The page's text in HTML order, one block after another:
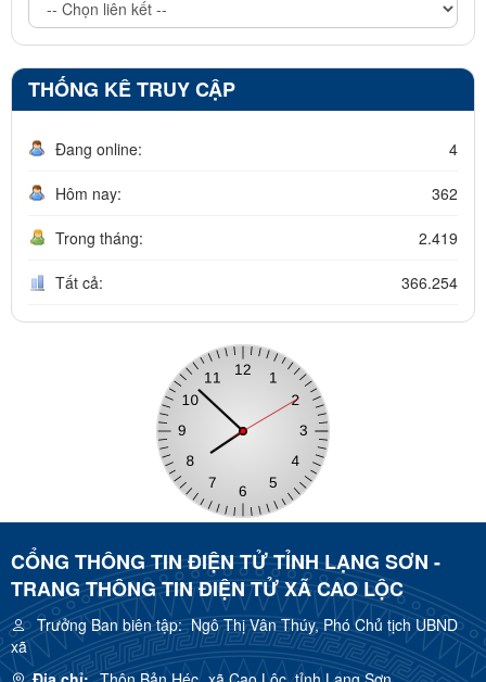
THỐNG KÊ TRUY CẬP
Đang online: 4
Hôm nay: 362
Trong tháng: 2.419
Tất cả: 366.254
CỔNG THÔNG TIN ĐIỆN TỬ TỈNH LẠNG SƠN -
TRANG THÔNG TIN ĐIỆN TỬ XÃ CAO LỘC
Trưởng Ban biên tập:Ngô Thị Vân Thúy, Phó Chủ tịch UBND
xã